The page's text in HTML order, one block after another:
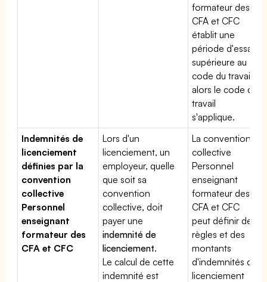
formateur des
CFA et CFC
établit une
période d'essai
supérieure au
code du travail,
alors le code du
travail
s'applique.
Indemnités de
licenciement
définies par la
convention
collective
Personnel
enseignant
formateur des
CFA et CFC
Lors d'un
licenciement, un
employeur, quelle
que soit sa
convention
collective, doit
payer une
indemnité de
licenciement.
Le calcul de cette
indemnité est
La convention
collective
Personnel
enseignant
formateur des
CFA et CFC
peut définir des
règles et des
montants
d'indemnités de
licenciement